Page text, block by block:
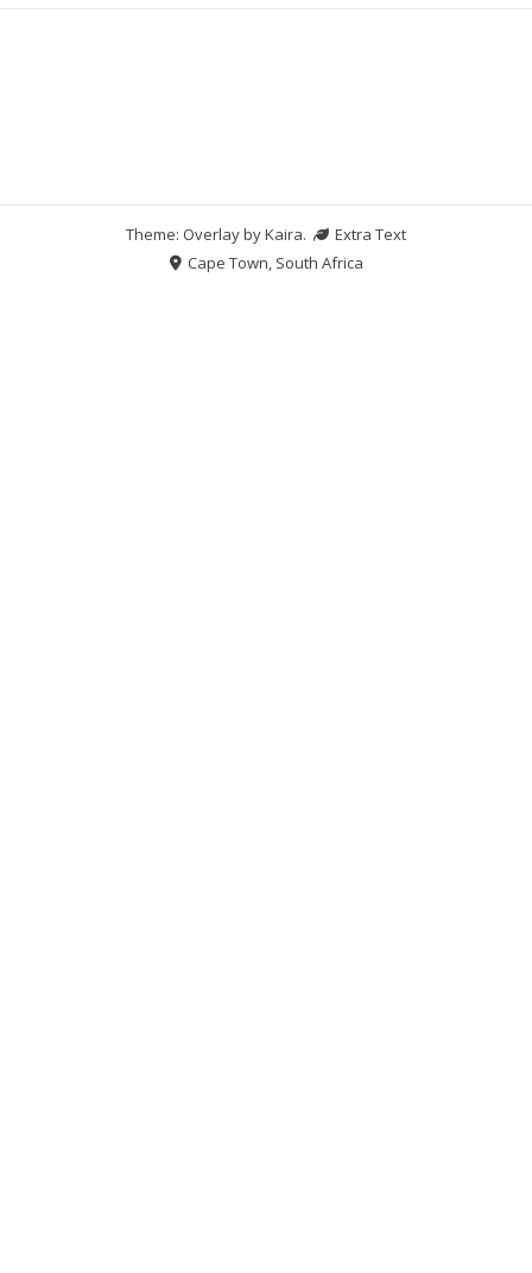
Theme: Overlay byKaira.
Extra Text
Cape Town, South Africa